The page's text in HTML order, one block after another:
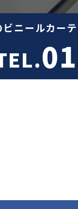
ニールカー